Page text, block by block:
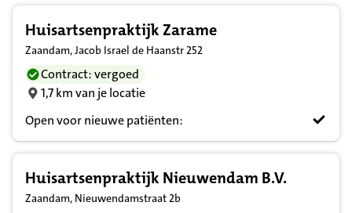
Huisartsenpraktijk Zarame
Zaandam, Jacob Israel de Haanstr 252
Contract: vergoed
1,7 km van je locatie
Open voor nieuwe patiënten:
Huisartsenpraktijk Nieuwendam B.V.
Zaandam, Nieuwendamstraat 2b